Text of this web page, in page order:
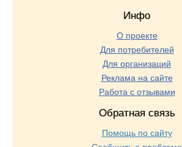
Инфо
О проекте
Для потребителей
Для организаций
Реклама на сайте
Работа с отзывами
Обратная связь
Помощь по сайту